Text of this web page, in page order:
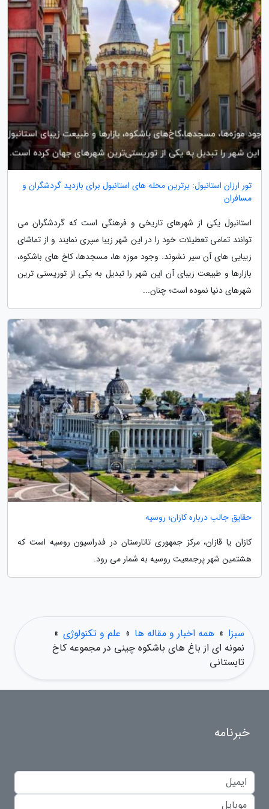
تور ارزان استانبول: برترین محله های استانبول برای بازدید گردشگران و
مسافران
استانبول یکی از شهرهای تاریخی و فرهنگی است که گردشگران می
توانند تمامی تعطیلات خود را در این شهر زیبا سپری نمایند و از تماشای
زیبایی های آن سیر نشوند. وجود موزه ها، مسجدها، کاخ های باشکوه،
بازارها و طبیعت زیبای آن این شهر را تبدیل به یکی از توریستی ترین
شهرهای دنیا نموده است؛ چنان...
حقایق جالب درباره کازان؛ روسیه
کازان یا قازان، مرکز جمهوری تاتارستان در فدراسیون روسیه است که
هشتمین شهر پرجمعیت روسیه به شمار می رود.
سبزا » همه اخبار و مقاله ها » علم و تکنولوژی »
نمونه ای از باغ های باشکوه چینی در مجموعه کاخ
تابستانی
خبرنامه